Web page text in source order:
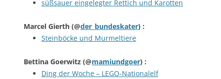
süßsauer eingelegter Rettich und Karotten
Marcel Gierth (@der_bundeskater) :
Steinböcke und Murmeltiere
Bettina Goerwitz (@mamiundgoer) :
Ding der Woche – LEGO-Nationalelf